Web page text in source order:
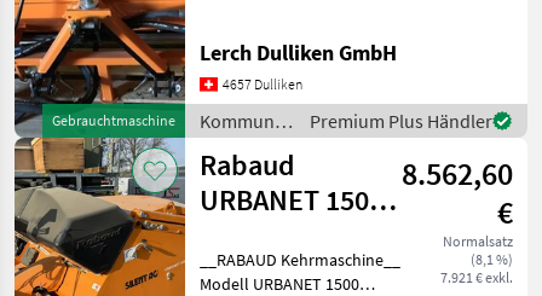
Gebrauchtmaschine
Beleuchtung Kuppeldreieck
kann dazu gekauft werden
Kommunalgeräte Stre
Lerch Dulliken GmbH
4657 Dulliken
Kommunalgeräte
/ Bucher
Premium Plus Händler
Rabaud
URBANET 1500
8.562,60
€
Normalsatz
(8,1 %)
7.921 € exkl.
__RABAUD Kehrmaschine__
Modell URBANET 1500